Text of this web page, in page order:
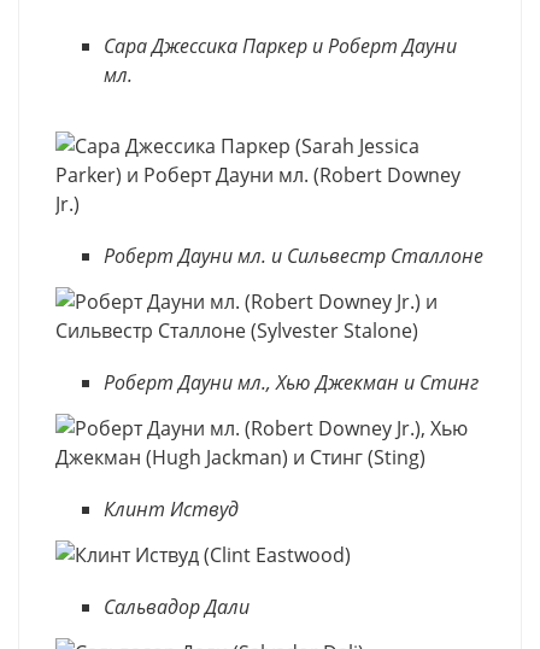
Сара Джессика Паркер и Роберт Дауни
мл.
Роберт Дауни мл. и Сильвестр Сталлоне
Роберт Дауни мл., Хью Джекман и Стинг
Клинт Иствуд
Сальвадор Дали